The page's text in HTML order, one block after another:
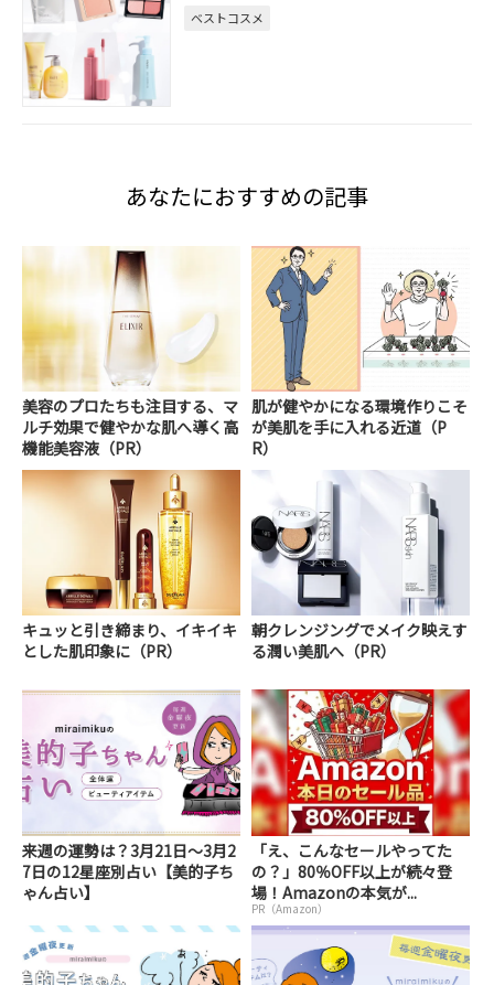
ベストコスメ
あなたにおすすめの記事
美容のプロたちも注目する、マ
ルチ効果で健やかな肌へ導く高
機能美容液（PR）
肌が健やかになる環境作りこそ
が美肌を手に入れる近道（P
R）
キュッと引き締まり、イキイキ
とした肌印象に（PR）
朝クレンジングでメイク映えす
る潤い美肌へ（PR）
来週の運勢は？3月21日～3月2
7日の12星座別占い【美的子ち
ゃん占い】
「え、こんなセールやってた
の？」80％OFF以上が続々登
場！Amazonの本気が...
PR（Amazon）